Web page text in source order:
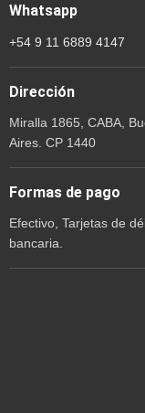
Whatsapp
+54 9 11 6889 4147
Dirección
Miralla 1865, CABA,
Aires. CP 1440
Formas de pago
Efectivo, Tarjetas de
bancaria.